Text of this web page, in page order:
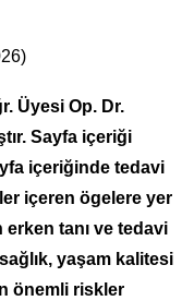
Üyesi Op. Dr.
Sayfa içeriği
içeriğinde tedavi
içeren ögelere yer
erken tanı ve tedavi
yaşam kalitesi
önemli riskler